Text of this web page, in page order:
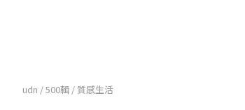
udn /500輯 / 質感生活